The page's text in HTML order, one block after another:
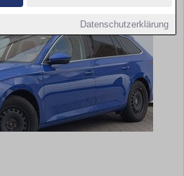
Datenschutzerklärung